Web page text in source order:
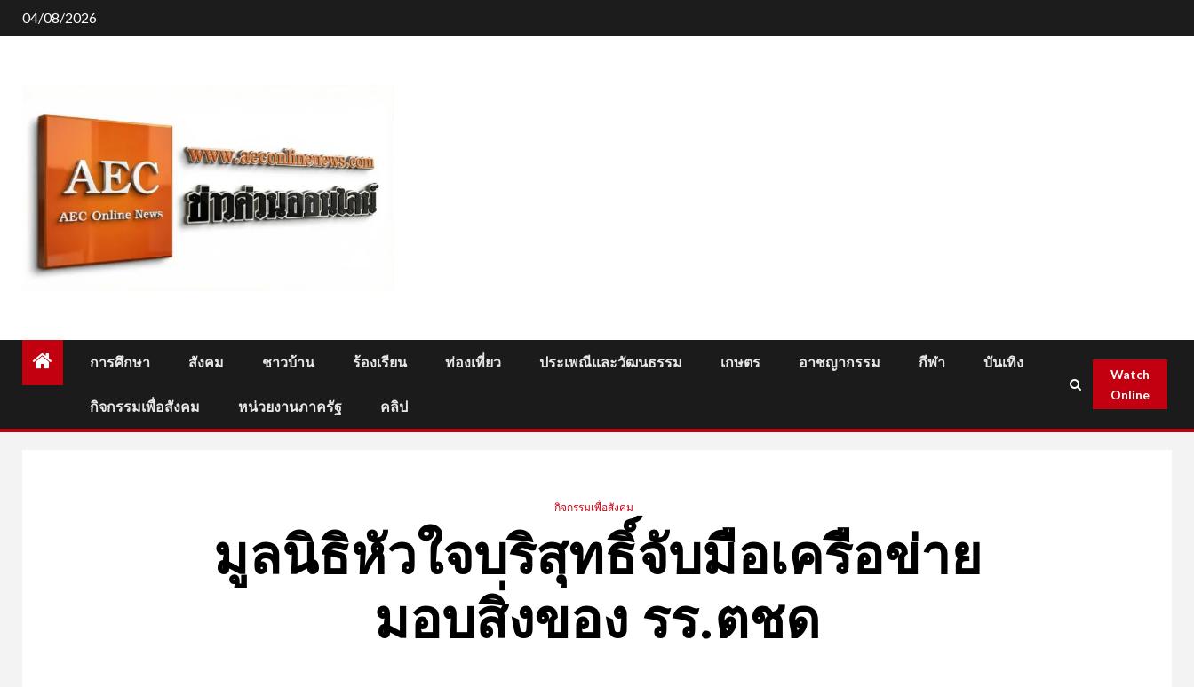
Skip
to
04/08/2026
การศึกษา สังคม ชาวบ้าน ร้องเรียน ท่องเที่ยว ประเพณีและวัฒนธรรม เกษตร อาชญากรรม กีฬา บันเทิง
กิจกรรมเพื่อสังคม หน่วยงานภาครัฐ คลิป
Watch
Online
กิจกรรมเพื่อสังคม
มูลนิธิหัวใจบริสุทธิ์จับมือเครือข่าย
มอบสิ่งของ รร.ตชด